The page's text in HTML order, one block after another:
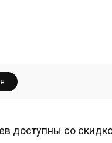
доступны со